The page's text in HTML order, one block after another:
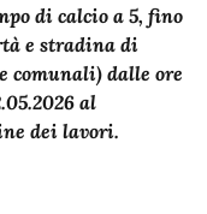
di calcio a 5, fino
e stradina di
comunali) dalle ore
al
dei lavori.